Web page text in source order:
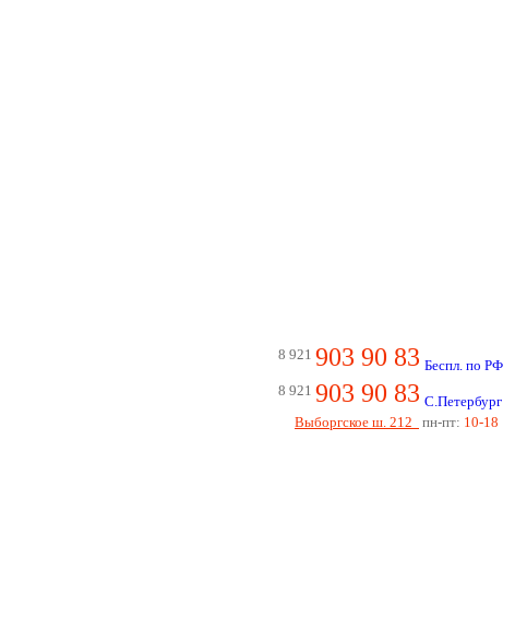
8 921 903 90 83 Беспл. по РФ
8 921 903 90 83 С.Петербург
Выборгское ш. 212
пн-пт: 10-18